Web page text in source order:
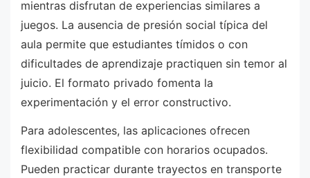
mientras disfrutan de experiencias similares a
juegos. La ausencia de presión social típica del
aula permite que estudiantes tímidos o con
dificultades de aprendizaje practiquen sin temor al
juicio. El formato privado fomenta la
experimentación y el error constructivo.
Para adolescentes, las aplicaciones ofrecen
flexibilidad compatible con horarios ocupados.
Pueden practicar durante trayectos en transporte